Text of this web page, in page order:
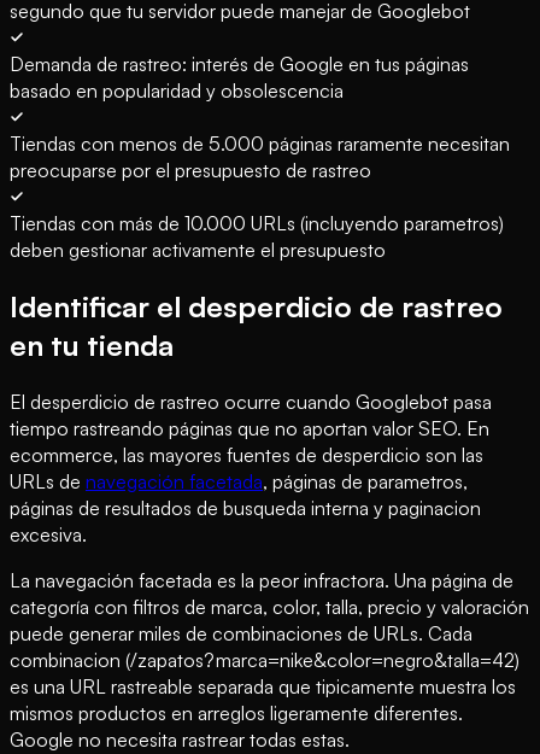
segundo que tu servidor puede manejar de Googlebot
Demanda de rastreo: interés de Google en tus páginas
basado en popularidad y obsolescencia
Tiendas con menos de 5.000 páginas raramente necesitan
preocuparse por el presupuesto de rastreo
Tiendas con más de 10.000 URLs (incluyendo parametros)
deben gestionar activamente el presupuesto
Identificar el desperdicio de rastreo
en tu tienda
El desperdicio de rastreo ocurre cuando Googlebot pasa
tiempo rastreando páginas que no aportan valor SEO. En
ecommerce, las mayores fuentes de desperdicio son las
URLs de navegación facetada, páginas de parametros,
páginas de resultados de busqueda interna y paginacion
excesiva.
La navegación facetada es la peor infractora. Una página de
categoría con filtros de marca, color, talla, precio y valoración
puede generar miles de combinaciones de URLs. Cada
combinacion (/zapatos?marca=nike&color=negro&talla=42)
es una URL rastreable separada que tipicamente muestra los
mismos productos en arreglos ligeramente diferentes.
Google no necesita rastrear todas estas.